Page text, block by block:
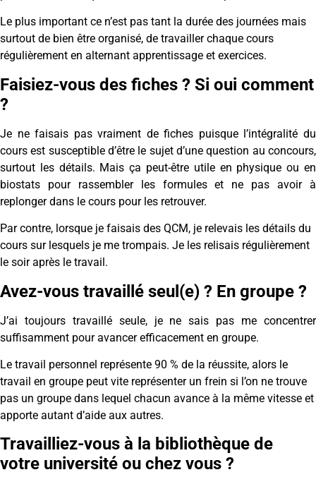
Le plus important ce n’est pas tant la durée des journées mais
surtout de bien être organisé, de travailler chaque cours
régulièrement en alternant apprentissage et exercices.
Faisiez-vous des fiches ? Si oui comment
?
Je ne faisais pas vraiment de fiches puisque l’intégralité du
cours est susceptible d’être le sujet d’une question au concours,
surtout les détails. Mais ça peut-être utile en physique ou en
biostats pour rassembler les formules et ne pas avoir à
replonger dans le cours pour les retrouver.
Par contre, lorsque je faisais des QCM, je relevais les détails du
cours sur lesquels je me trompais. Je les relisais régulièrement
le soir après le travail.
Avez-vous travaillé seul(e) ? En groupe ?
J’ai toujours travaillé seule, je ne sais pas me concentrer
suffisamment pour avancer efficacement en groupe.
Le travail personnel représente 90 % de la réussite, alors le
travail en groupe peut vite représenter un frein si l’on ne trouve
pas un groupe dans lequel chacun avance à la même vitesse et
apporte autant d’aide aux autres.
Travailliez-vous à la bibliothèque de
votre université ou chez vous ?